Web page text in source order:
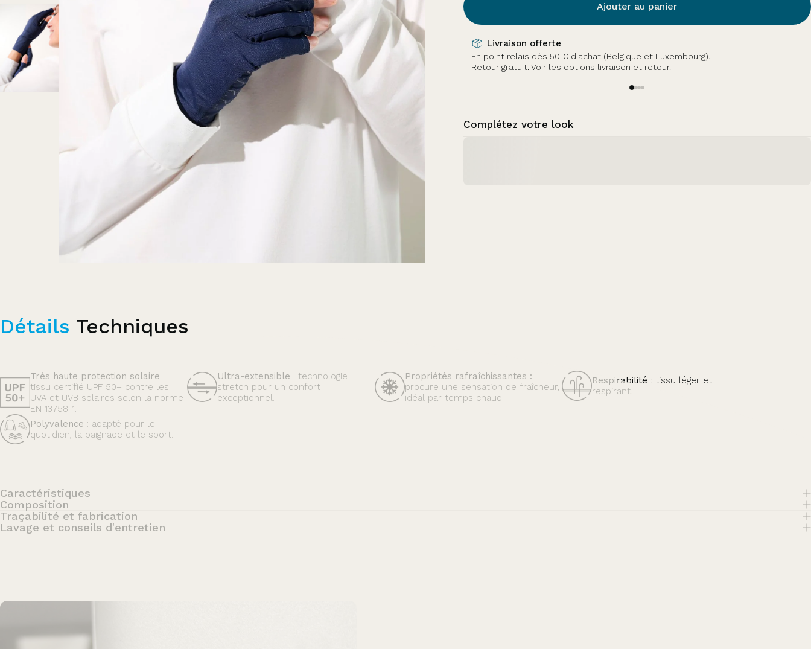
Ajouter au panier
Livraison offerte
En point relais dès 50 € d'achat (Belgique et Luxembourg).
Retour gratuit.Voir les options livraison et retour.
Payez en plusieurs fois sans frais
avec Klarna.En savoir plus.
Détails Techniques
Très haute protection solaire :
tissu certifié UPF 50+ contre les
UVA et UVB solaires selon la norme
EN 13758-1.
Ultra-extensible : technologie
stretch pour un confort
exceptionnel.
Propriétés rafraîchissantes :
procure une sensation de fraîcheur,
idéal par temps chaud.
Respirabilité : tissu léger et
respirant.
Polyvalence : adapté pour le
quotidien, la baignade et le sport.
Caractéristiques
Composition
Traçabilité et fabrication
Lavage et conseils d'entretien